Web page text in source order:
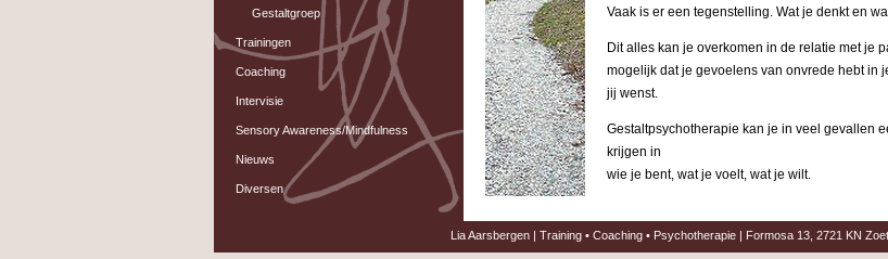
Gestaltgroep
Trainingen
Coaching
Intervisie
Sensory Awareness/Mindfulness
Nieuws
Diversen
Vaak is er een tegenstelling. Wat je denkt en
Dit alles kan je overkomen in de relatie met je
mogelijk dat je gevoelens van onvrede hebt in
jij wenst.
Gestaltpsychotherapie kan je in veel gevallen
krijgen in
wie je bent, wat je voelt, wat je wilt.
Lia Aarsbergen | Training • Coaching • Psychotherapie | Formosa 13, 2721 KN